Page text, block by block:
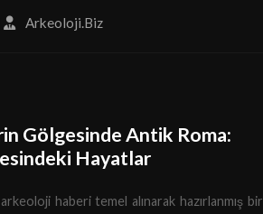
Arkeoloji.Biz
Gölgesinde Antik Roma:
Hayatlar
haberi temel alınarak hazırlanmış bir